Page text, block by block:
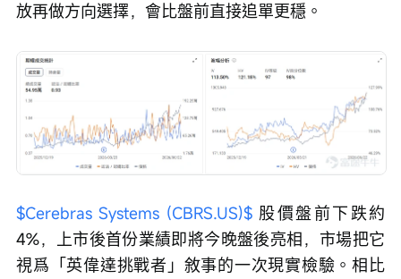
放再做方向選擇，會比盤前直接追單更穩。
$Cerebras Systems (CBRS.US)$ 股價盤前下跌約
4%，上市後首份業績即將今晚盤後亮相，市場把它
視爲「英偉達挑戰者」敘事的一次現實檢驗。相比